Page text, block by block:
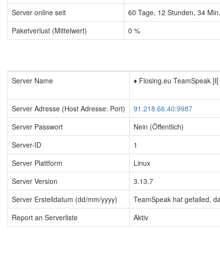
Server online seit
60 Tage, 12 Stunden, 34
Paketverlust (Mittelwert)
0 %
Server Name ♦️ Flosing.eu TeamSpeak
Server Adresse (Host Adresse: Port)
91.218.66.40:9987
Server Passwort
Nein (Öffentlich)
Server-ID
1
Server Plattform
Linux
Server Version
3.13.7
Server Erstelldatum (dd/mm/yyyy)
TeamSpeak hat gefailed,
Report an Serverliste
Aktiv